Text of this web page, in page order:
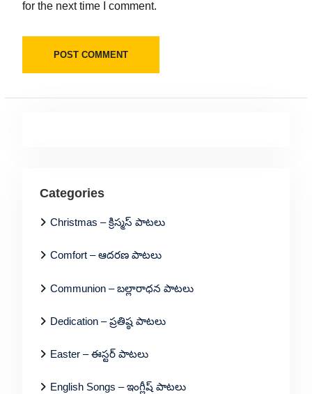
for the next time I comment.
Categories
Christmas – క్రిస్మస్ పాటలు
Comfort – ఆదరణ పాటలు
Communion – బల్లారాధన పాటలు
Dedication – ప్రతిష్ఠ పాటలు
Easter – ఈస్టర్ పాటలు
English Songs – ఇంగ్లీష్ పాటలు